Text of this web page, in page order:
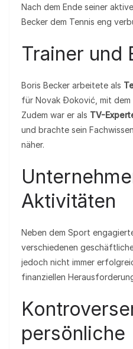
Nach dem Ende seiner
Becker dem Tennis eng
Trainer und
Boris Becker arbeitete als
für Novak Đoković, mit
Zudem war er als TV-
und brachte sein
näher.
Aktivitäten
Neben dem Sport
verschiedenen
jedoch nicht immer
finanziellen
persönliche